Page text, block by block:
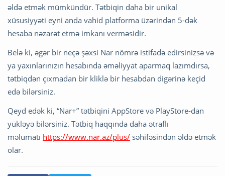
əldə etmək mümkündür. Tətbiqin daha bir unikal
xüsusiyyəti eyni anda vahid platforma üzərindən 5-dək
hesaba nəzarət etmə imkanı verməsidir.
Belə ki, əgər bir neçə şəxsi Nar nömrə istifadə edirsinizsə və
ya yaxınlarınızın hesabında əməliyyat aparmaq lazımdırsa,
tətbiqdən çıxmadan bir kliklə bir hesabdan digərinə keçid
edə bilərsiniz.
Qeyd edək ki, “Nar+” tətbiqini AppStore və PlayStore-dan
yükləyə bilərsiniz. Tətbiq haqqında daha ətraflı
məlumatı https://www.nar.az/plus/ səhifəsindən əldə etmək
olar.